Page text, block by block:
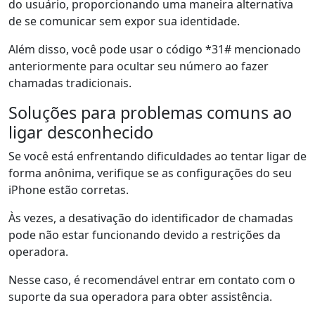
do usuário, proporcionando uma maneira alternativa
de se comunicar sem expor sua identidade.
Além disso, você pode usar o código *31# mencionado
anteriormente para ocultar seu número ao fazer
chamadas tradicionais.
Soluções para problemas comuns ao
ligar desconhecido
Se você está enfrentando dificuldades ao tentar ligar de
forma anônima, verifique se as configurações do seu
iPhone estão corretas.
Às vezes, a desativação do identificador de chamadas
pode não estar funcionando devido a restrições da
operadora.
Nesse caso, é recomendável entrar em contato com o
suporte da sua operadora para obter assistência.